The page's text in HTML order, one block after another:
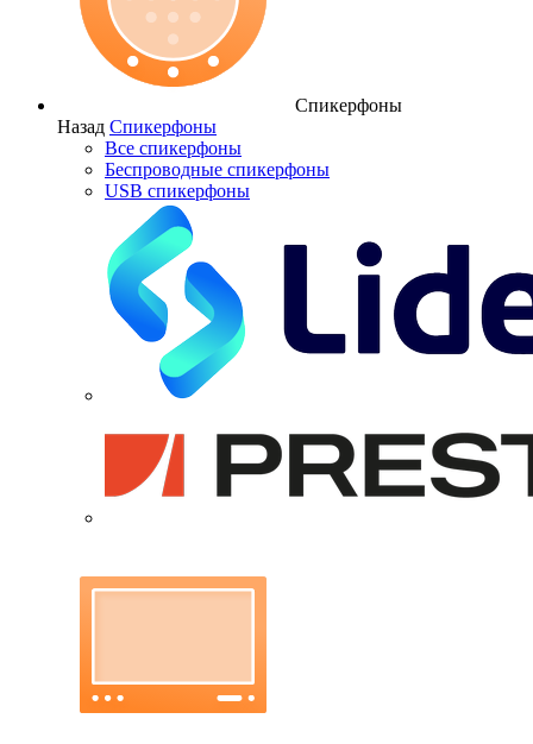
Спикерфоны
Назад Спикерфоны
Все спикерфоны
Беспроводные спикерфоны
USB спикерфоны